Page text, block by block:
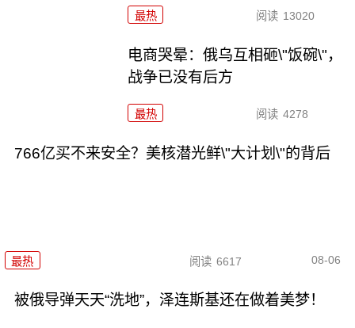
最热 阅读 13020
电商哭晕：俄乌互相砸\"饭碗\"，
战争已没有后方
最热 阅读 4278
766亿买不来安全？美核潜光鲜\"大计划\"的背后
最热 阅读 6617 08-06
被俄导弹天天“洗地”，泽连斯基还在做着美梦！